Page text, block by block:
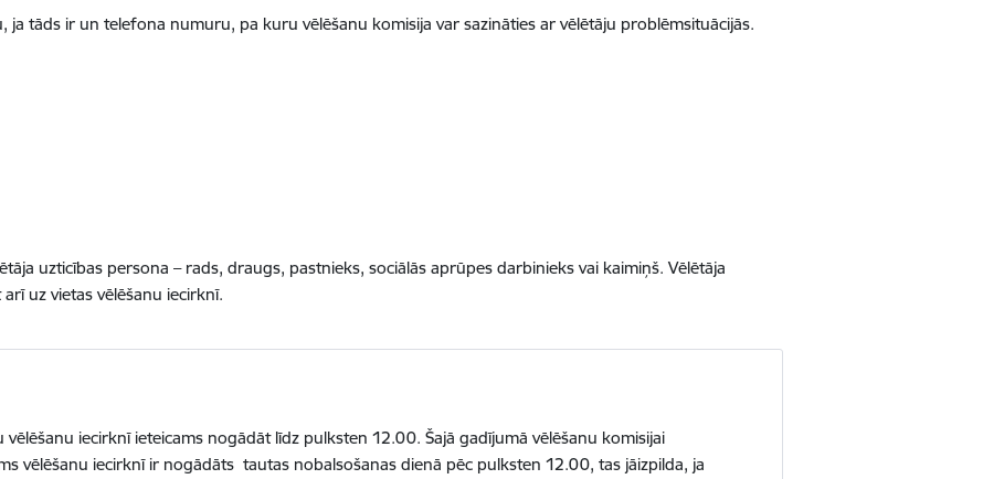
tāds ir un telefona numuru, pa kuru vēlēšanu komisija var sazināties ar vēlētāju problēmsituācijās.
uzticības persona – rads, draugs, pastnieks, sociālās aprūpes darbinieks vai kaimiņš. Vēlētāja
uz vietas vēlēšanu iecirknī.
iecirknī ieteicams nogādāt līdz pulksten 12.00. Šajā gadījumā vēlēšanu komisijai
vēlēšanu iecirknī ir nogādāts tautas nobalsošanas dienā pēc pulksten 12.00, tas jāizpilda, ja